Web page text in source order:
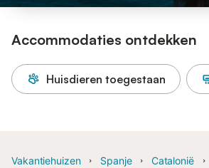
Accommodaties ontdekken
Huisdieren toegestaan
Vakantiehuizen Spanje Catalonië